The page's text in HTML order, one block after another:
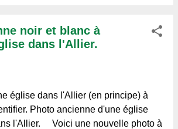
noir et blanc à
dans l'Allier.
église dans l'Allier (en principe) à
Photo ancienne d'une église
l'Allier. Voici une nouvelle photo à